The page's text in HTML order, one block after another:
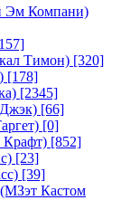
Эм Компани)
Тимон) [320]
[178]
[2345]
[66]
[0]
Крафт) [852]
[23]
[39]
Кастом